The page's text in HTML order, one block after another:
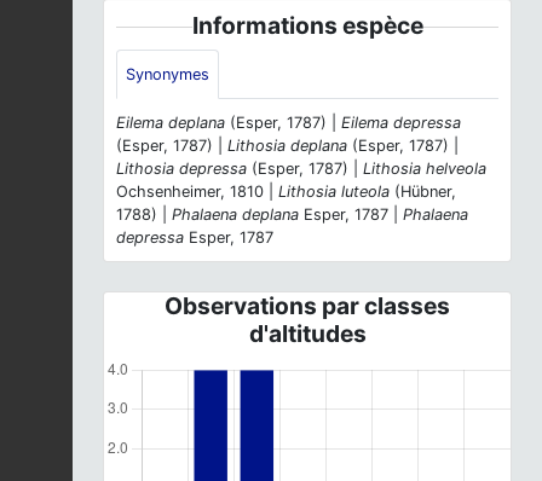
Informations espèce
Synonymes
Eilema deplana (Esper, 1787) | Eilema depressa
(Esper, 1787) | Lithosia deplana (Esper, 1787) |
Lithosia depressa (Esper, 1787) | Lithosia helveola
Ochsenheimer, 1810 | Lithosia luteola (Hübner,
1788) | Phalaena deplana Esper, 1787 | Phalaena
depressa Esper, 1787
Observations par classes
d'altitudes